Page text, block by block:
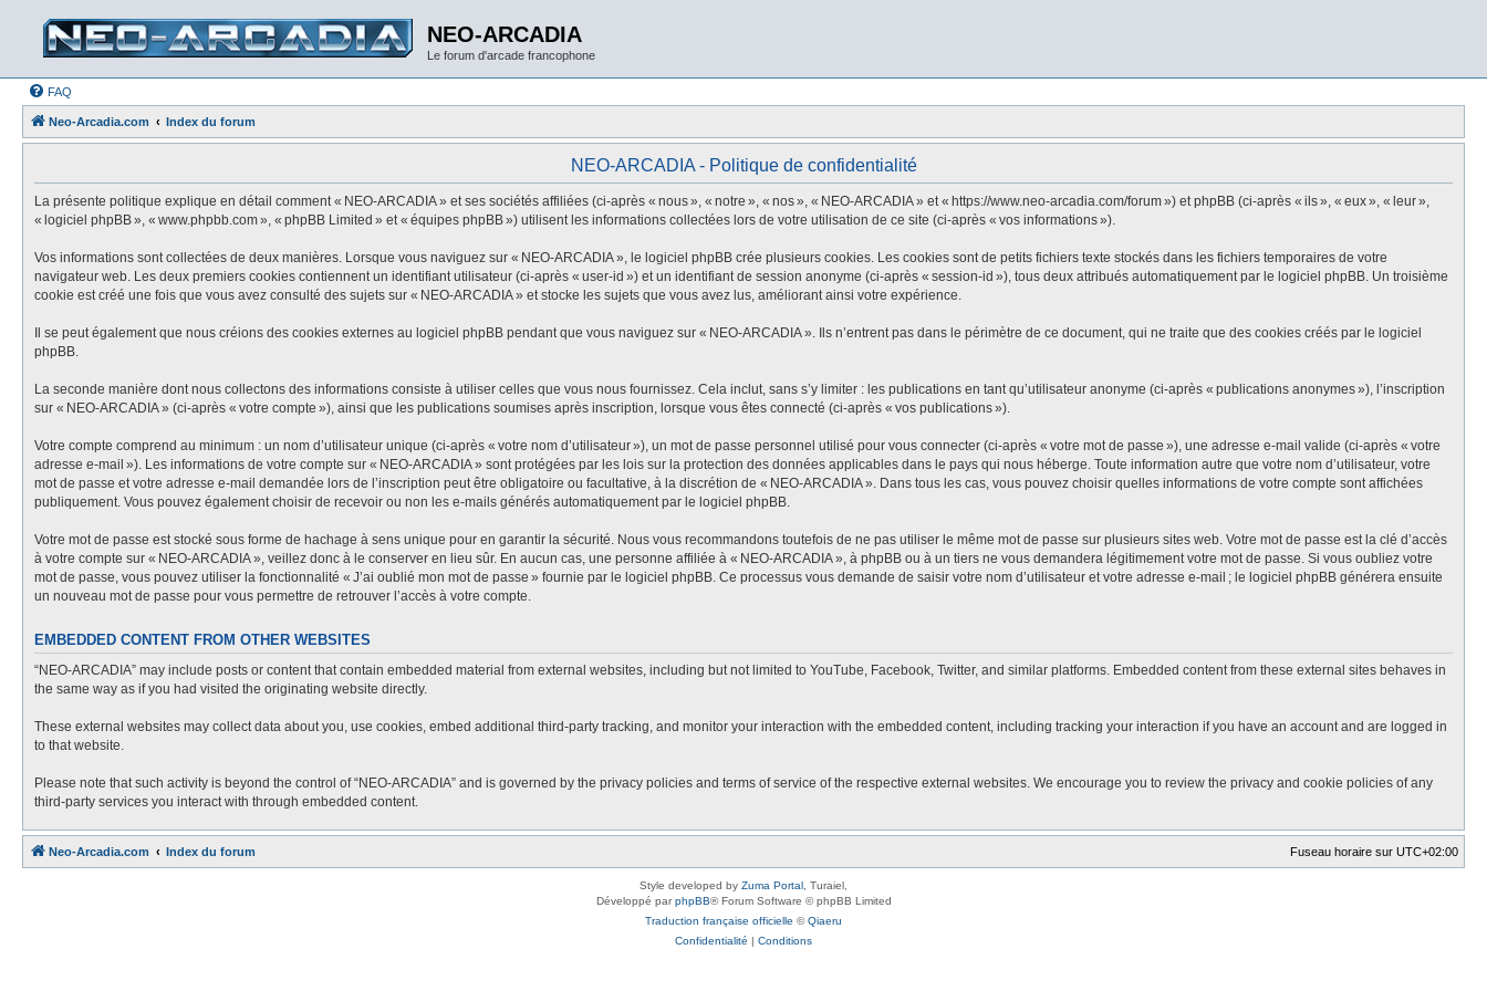
NEO-ARCADIA
Le forum d'arcade francophone
FAQ
Neo-Arcadia.com Index du forum
NEO-ARCADIA - Politique de confidentialité
La présente politique explique en détail comment « NEO-ARCADIA » et ses sociétés affiliées (ci-après « nous », « notre », « nos », « NEO-ARCADIA » et « https://www.neo-arcadia.com/forum ») et phpBB (ci-après « ils », « eux », « leur »,
« logiciel phpBB », « www.phpbb.com », « phpBB Limited » et « équipes phpBB ») utilisent les informations collectées lors de votre utilisation de ce site (ci-après « vos informations »).
Vos informations sont collectées de deux manières. Lorsque vous naviguez sur « NEO-ARCADIA », le logiciel phpBB crée plusieurs cookies. Les cookies sont de petits fichiers texte stockés dans les fichiers temporaires de votre
navigateur web. Les deux premiers cookies contiennent un identifiant utilisateur (ci-après « user-id ») et un identifiant de session anonyme (ci-après « session-id »), tous deux attribués automatiquement par le logiciel phpBB. Un troisième
cookie est créé une fois que vous avez consulté des sujets sur « NEO-ARCADIA » et stocke les sujets que vous avez lus, améliorant ainsi votre expérience.
Il se peut également que nous créions des cookies externes au logiciel phpBB pendant que vous naviguez sur « NEO-ARCADIA ». Ils n’entrent pas dans le périmètre de ce document, qui ne traite que des cookies créés par le logiciel
phpBB.
La seconde manière dont nous collectons des informations consiste à utiliser celles que vous nous fournissez. Cela inclut, sans s’y limiter : les publications en tant qu’utilisateur anonyme (ci-après « publications anonymes »), l’inscription
sur « NEO-ARCADIA » (ci-après « votre compte »), ainsi que les publications soumises après inscription, lorsque vous êtes connecté (ci-après « vos publications »).
Votre compte comprend au minimum : un nom d’utilisateur unique (ci-après « votre nom d’utilisateur »), un mot de passe personnel utilisé pour vous connecter (ci-après « votre mot de passe »), une adresse e-mail valide (ci-après « votre
adresse e-mail »). Les informations de votre compte sur « NEO-ARCADIA » sont protégées par les lois sur la protection des données applicables dans le pays qui nous héberge. Toute information autre que votre nom d’utilisateur, votre
mot de passe et votre adresse e-mail demandée lors de l’inscription peut être obligatoire ou facultative, à la discrétion de « NEO-ARCADIA ». Dans tous les cas, vous pouvez choisir quelles informations de votre compte sont affichées
publiquement. Vous pouvez également choisir de recevoir ou non les e-mails générés automatiquement par le logiciel phpBB.
Votre mot de passe est stocké sous forme de hachage à sens unique pour en garantir la sécurité. Nous vous recommandons toutefois de ne pas utiliser le même mot de passe sur plusieurs sites web. Votre mot de passe est la clé d’accès
à votre compte sur « NEO-ARCADIA », veillez donc à le conserver en lieu sûr. En aucun cas, une personne affiliée à « NEO-ARCADIA », à phpBB ou à un tiers ne vous demandera légitimement votre mot de passe. Si vous oubliez votre
mot de passe, vous pouvez utiliser la fonctionnalité « J’ai oublié mon mot de passe » fournie par le logiciel phpBB. Ce processus vous demande de saisir votre nom d’utilisateur et votre adresse e-mail ; le logiciel phpBB générera ensuite
un nouveau mot de passe pour vous permettre de retrouver l’accès à votre compte.
EMBEDDED CONTENT FROM OTHER WEBSITES
“NEO-ARCADIA” may include posts or content that contain embedded material from external websites, including but not limited to YouTube, Facebook, Twitter, and similar platforms. Embedded content from these external sites behaves in
the same way as if you had visited the originating website directly.
These external websites may collect data about you, use cookies, embed additional third-party tracking, and monitor your interaction with the embedded content, including tracking your interaction if you have an account and are logged in
to that website.
Please note that such activity is beyond the control of “NEO-ARCADIA” and is governed by the privacy policies and terms of service of the respective external websites. We encourage you to review the privacy and cookie policies of any
third-party services you interact with through embedded content.
Neo-Arcadia.com Index du forum Fuseau horaire sur UTC+02:00
Style developed by Zuma Portal , Turaiel,
Développé parphpBB® Forum Software © phpBB Limited
Traduction française officielle ©Qiaeru
Confidentialité | Conditions